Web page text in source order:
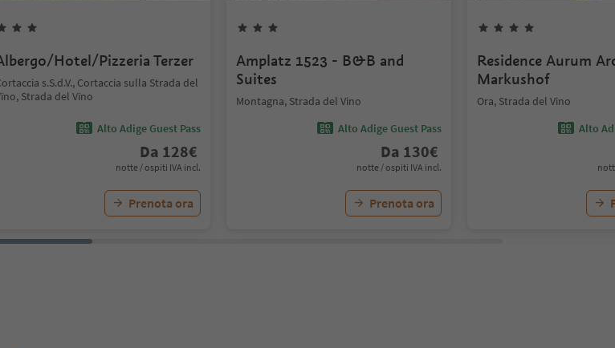
Hotel/Pizzeria Terzer
s.S.d.V., Cortaccia sulla Strada del
Strada del Vino
Alto Adige Guest Pass
Da 128€
notte / ospiti IVA incl.
Prenota ora
Amplatz 1523 - B&B and
Suites
Montagna, Strada del Vino
Alto Adige Guest Pass
Da 130€
notte / ospiti IVA incl.
Prenota ora
Residence Aurum
Markushof
Ora, Strada del Vino
Alto